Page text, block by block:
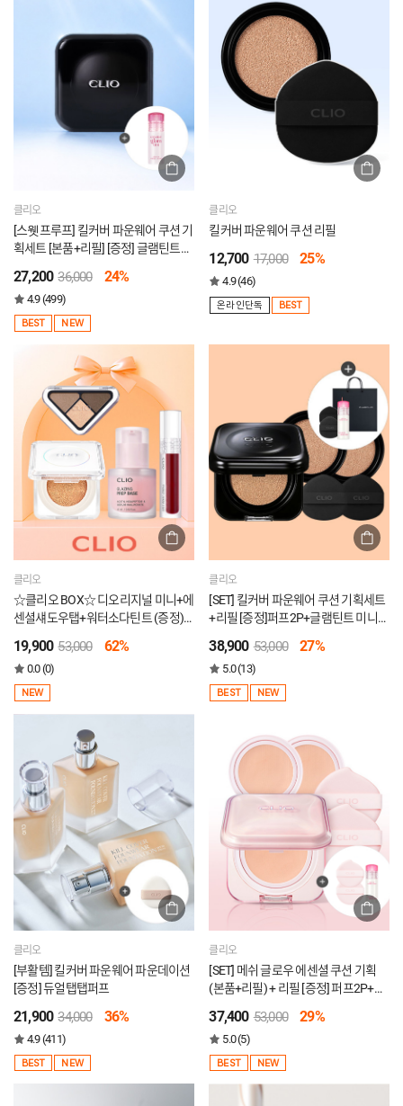
클리오
[스웻프루프] 킬커버 파운웨어 쿠션 기
획세트 [본품+리필] [증정] 글램틴트미
27,200 36,000 24%
4.9 (499)
BEST NEW
클리오
킬커버 파운웨어 쿠션 리필
12,700 17,000 25%
4.9 (46)
온라인단독 BEST
클리오
☆클리오 BOX☆ 디오리지널 미니+에
센셜섀도우탭+워터소다틴트 (증정)
19,900 53,000 62%
0.0 (0)
NEW
클리오
[SET] 킬커버 파운웨어 쿠션 기획세트
+리필 [증정]퍼프2P+글램틴트 미니
38,900 53,000 27%
5.0 (13)
BEST NEW
클리오
[부활템] 킬커버 파운웨어 파운데이션
[증정] 듀얼탭탭퍼프
21,900 34,000 36%
4.9 (411)
BEST NEW
클리오
[SET] 메쉬 글로우 에센셜 쿠션 기획
(본품+리필) + 리필 [증정] 퍼프2P+글
37,400 53,000 29%
5.0 (5)
BEST NEW